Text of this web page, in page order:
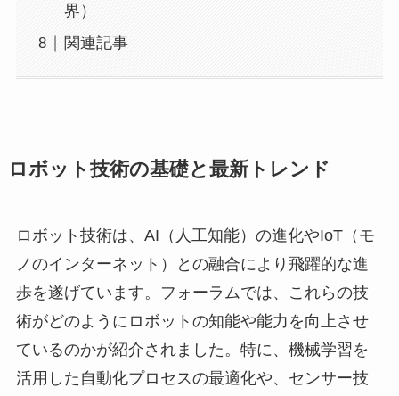
界）
関連記事
ロボット技術の基礎と最新トレンド
ロボット技術は、AI（人工知能）の進化やIoT（モ
ノのインターネット）との融合により飛躍的な進
歩を遂げています。フォーラムでは、これらの技
術がどのようにロボットの知能や能力を向上させ
ているのかが紹介されました。特に、機械学習を
活用した自動化プロセスの最適化や、センサー技